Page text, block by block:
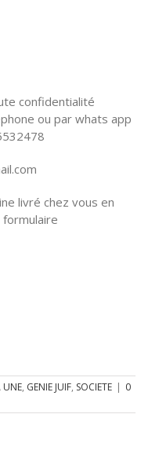
confidentialité
ou par whats app
livré chez vous en
UNE, GENIE JUIF, SOCIETE | 0